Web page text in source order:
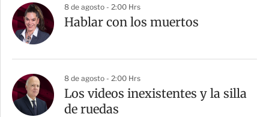
8 de agosto - 2:00 Hrs
Hablar con los muertos
8 de agosto - 2:00 Hrs
Los videos inexistentes y la silla
de ruedas